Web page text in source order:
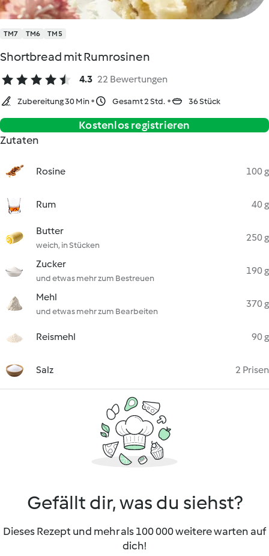
TM7 TM6 TM5
Shortbread mit Rumrosinen
4.3 22 Bewertungen
Zubereitung 30 Min Gesamt 2 Std. 36 Stück
Kostenlos registrieren
Zutaten
Rosine 100 g
Rum 40 g
Butter
weich, in Stücken
250 g
Zucker
und etwas mehr zum Bestreuen
190 g
Mehl
und etwas mehr zum Bearbeiten
370 g
Reismehl 90 g
Salz 2 Prisen
Gefällt dir, was du siehst?
Dieses Rezept und mehr als 100 000 weitere warten auf
dich!